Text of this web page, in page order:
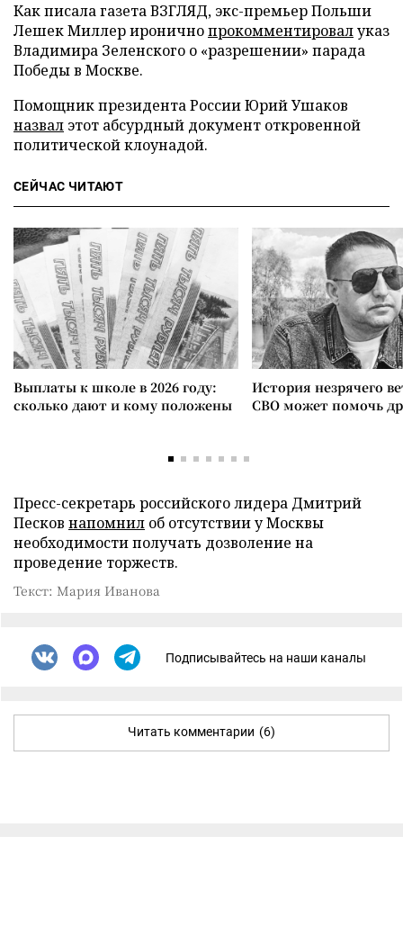
Как писала газета ВЗГЛЯД, экс-премьер Польши
Лешек Миллер ироничнопрокомментировалуказ
Владимира Зеленского о «разрешении» парада
Победы в Москве.
Помощник президента России Юрий Ушаков
назвал этот абсурдный документ откровенной
политической клоунадой.
СЕЙЧАС ЧИТАЮТ
Выплаты к школе в 2026 году:
сколько дают и кому положены
История незрячего
СВО может помочь
Пресс-секретарь российского лидера Дмитрий
Песков напомнил об отсутствии у Москвы
необходимости получать дозволение на
проведение торжеств.
Текст: Мария Иванова
Подписывайтесь на наши каналы
Читать комментарии (6)